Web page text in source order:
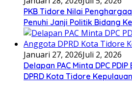
PKB Tidore Nilai
Penuhi Janji Politik Bidang
Januari 27, 2026Juli 2, 2026
Delapan PAC Minta DPC
DPRD Kota Tidore Kepulauan